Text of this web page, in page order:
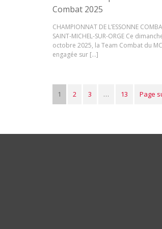
Combat 2025
CHAMPIONNAT DE L’ESSONNE
SAINT-MICHEL-SUR-ORGE Ce
octobre 2025, la Team Combat du
engagée sur […]
1 2 3 … 13 Page